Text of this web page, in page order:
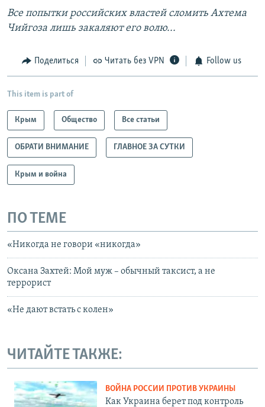
Все попытки российских властей сломить Ахтема
Чийгоза лишь закаляют его волю...
Поделиться Читать без VPN Follow us
This item is part of
Крым Общество Все статьи
ОБРАТИ ВНИМАНИЕ ГЛАВНОЕ ЗА СУТКИ
Крым и война
ПО ТЕМЕ
«Никогда не говори «никогда»
Оксана Захтей: Мой муж – обычный таксист, а не
террорист
«Не дают встать с колен»
ЧИТАЙТЕ ТАКЖЕ:
ВОЙНА РОССИИ ПРОТИВ УКРАИНЫ
Как Украина берет под контроль